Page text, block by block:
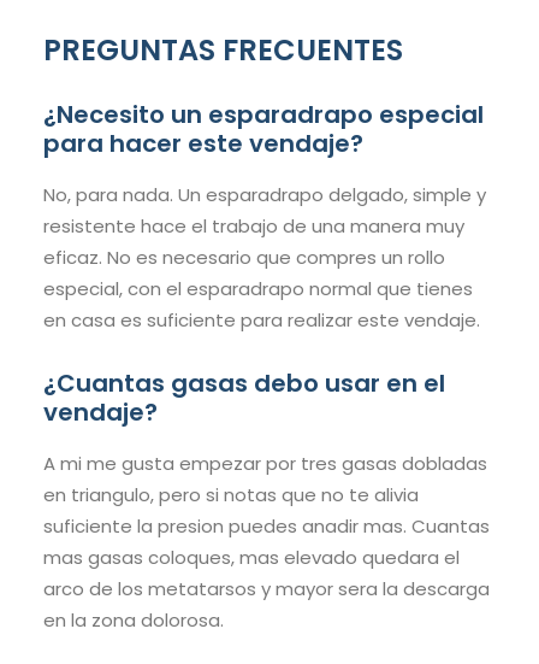
PREGUNTAS FRECUENTES
¿Necesito un esparadrapo especial
para hacer este vendaje?
No, para nada. Un esparadrapo delgado, simple y
resistente hace el trabajo de una manera muy
eficaz. No es necesario que compres un rollo
especial, con el esparadrapo normal que tienes
en casa es suficiente para realizar este vendaje.
¿Cuantas gasas debo usar en el
vendaje?
A mi me gusta empezar por tres gasas dobladas
en triangulo, pero si notas que no te alivia
suficiente la presion puedes anadir mas. Cuantas
mas gasas coloques, mas elevado quedara el
arco de los metatarsos y mayor sera la descarga
en la zona dolorosa.